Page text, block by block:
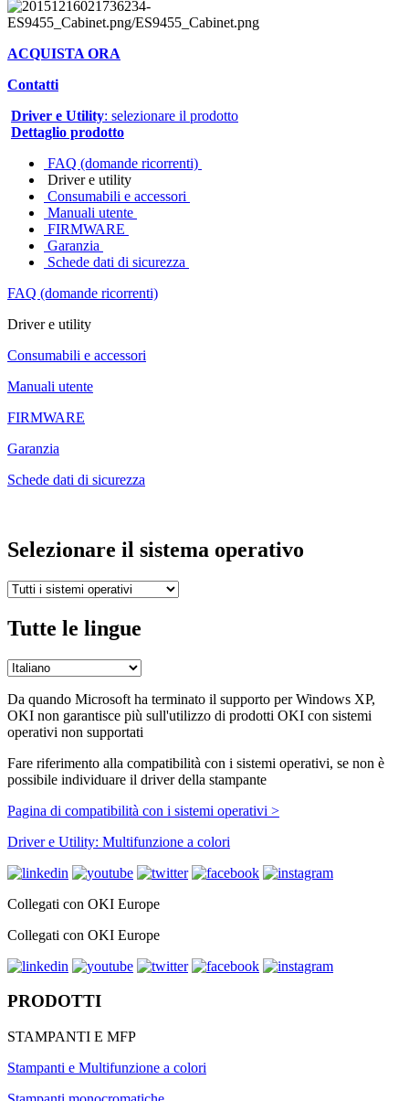
ACQUISTA ORA
Contatti
Driver e Utility: selezionare il prodotto
Dettaglio prodotto
FAQ (domande ricorrenti)
Driver e utility
Consumabili e accessori
Manuali utente
FIRMWARE
Garanzia
Schede dati di sicurezza
FAQ (domande ricorrenti)
Driver e utility
Consumabili e accessori
Manuali utente
FIRMWARE
Garanzia
Schede dati di sicurezza
Selezionare il sistema operativo
Tutte le lingue
Da quando Microsoft ha terminato il supporto per Windows XP,
OKI non garantisce più sull'utilizzo di prodotti OKI con sistemi
operativi non supportati
Fare riferimento alla compatibilità con i sistemi operativi, se non è
possibile individuare il driver della stampante
Pagina di compatibilità con i sistemi operativi >
Driver e Utility: Multifunzione a colori
Collegati con OKI Europe
Collegati con OKI Europe
PRODOTTI
STAMPANTI E MFP
Stampanti e Multifunzione a colori